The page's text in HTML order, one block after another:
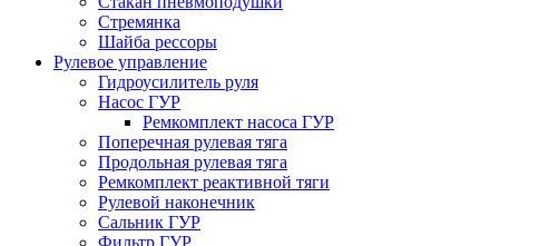
Стремянка
Шайба рессоры
Рулевое управление
Гидроусилитель руля
Насос ГУР
Ремкомплект насоса ГУР
Поперечная рулевая тяга
Продольная рулевая тяга
Ремкомплект реактивной тяги
Рулевой наконечник
Сальник ГУР
Фильтр ГУР